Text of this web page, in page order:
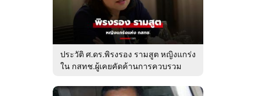
ประวัติ ศ.ดร.พิรงรอง รามสูต หญิงแกร่ง
ใน กสทช.ผู้เคยคัดค้านการควบรวม